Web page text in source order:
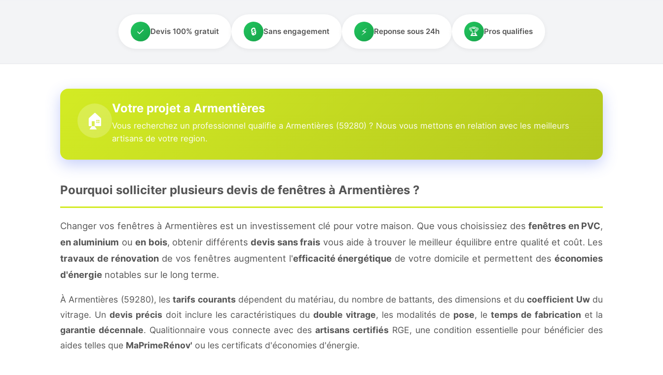
✓ Devis 100% gratuit 🔒 Sans engagement ⚡ Reponse sous 24h 🏆 Pros qualifies
🏠
Votre projet a Armentières
Vous recherchez un professionnel qualifie a Armentières (59280) ? Nous vous mettons en relation avec les meilleurs
artisans de votre region.
Pourquoi solliciter plusieurs devis de fenêtres à Armentières ?
Changer vos fenêtres à Armentières est un investissement clé pour votre maison. Que vous choisissiez desfenêtres en PVC,
en aluminium ouen bois, obtenir différentsdevis sans frais vous aide à trouver le meilleur équilibre entre qualité et coût. Les
travaux de rénovationde vos fenêtres augmentent l'efficacité énergétique de votre domicile et permettent deséconomies
d'énergie notables sur le long terme.
À Armentières (59280), lestarifs courantsdépendent du matériau, du nombre de battants, des dimensions et ducoefficient Uwdu
vitrage. Un devis précis doit inclure les caractéristiques du double vitrage, les modalités de pose, le temps de fabrication et la
garantie décennale. Qualitionnaire vous connecte avec des artisans certifiés RGE, une condition essentielle pour bénéficier des
aides telles que MaPrimeRénov' ou les certificats d'économies d'énergie.